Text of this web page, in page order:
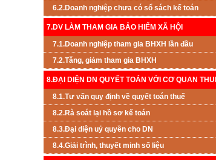
6.2.Doanh nghiệp chưa có sổ sách kế toán
7.DV LÀM THAM GIA BẢO HIỂM XÃ HỘI
7.1.Doanh nghiệp tham gia BHXH lần đầu
7.2.Tăng, giảm tham gia BHXH
8.ĐẠI DIỆN DN QUYẾT TOÁN VỚI CƠ QUAN
8.1.Tư vấn quy định về quyết toán thuế
8.2.Rà soát lại hồ sơ kế toán
8.3.Đại diện uỷ quyền cho DN
8.4.Giải trình, thuyết minh số liệu